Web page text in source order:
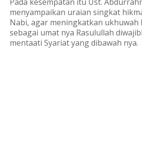
Pada kesempatan itu Ust.
menyampaikan uraian singkat
Nabi, agar meningkatkan ukhuwah
sebagai umat nya Rasulullah
mentaati Syariat yang dibawah nya.